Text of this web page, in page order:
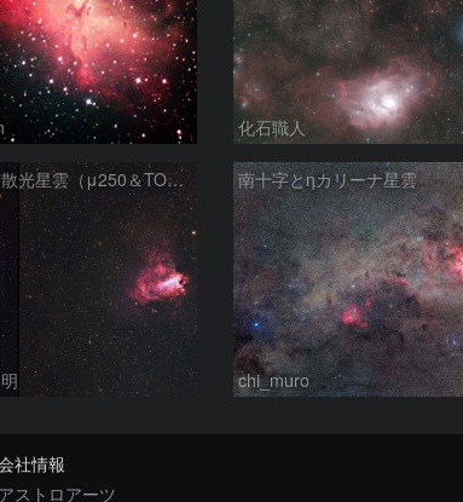
化石職人
M17散光星雲（μ250＆TOA130） 南十字とηカリーナ星雲
chi_muro
社情報
アストロアーツ